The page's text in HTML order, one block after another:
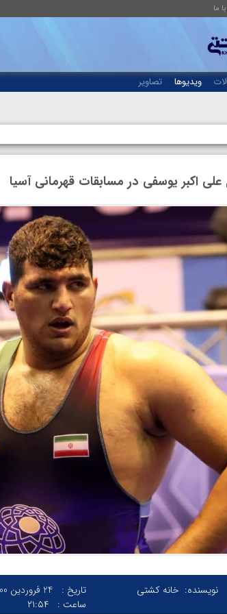
ما
ویدیوها تصاویر
اکبر یوسفی در مسابقات قهرمانی آسیا
نویسنده: خانه کشتی تاریخ :
24 فروردین 1400
ساعت :
۲۱:۵۴